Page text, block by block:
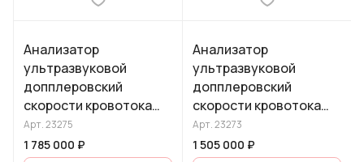
Анализатор
ультразвуковой
допплеровский
скорости кровотока
двухканальный, с
функцией
Арт.23275
1 785 000 ₽
Анализатор
ультразвуковой
допплеровский
скорости кровотока
одноканальный, с
функцией
Арт.23273
1 505 000 ₽